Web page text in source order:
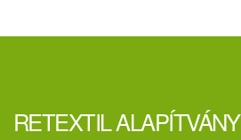
RETEXTIL ALAPÍTVÁNY